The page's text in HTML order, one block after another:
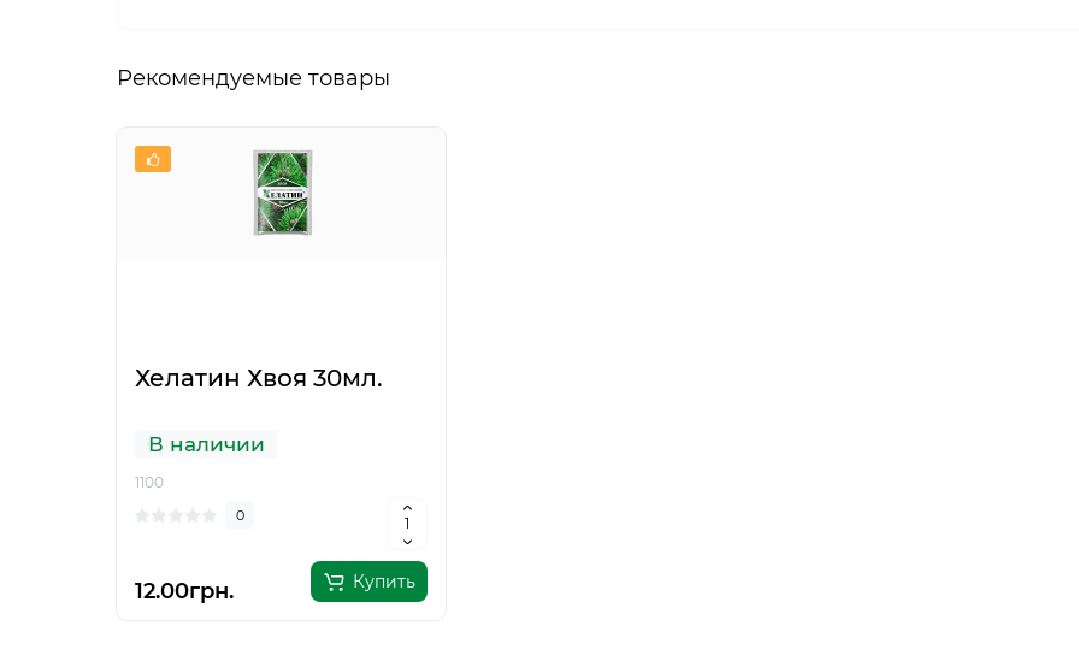
Рекомендуемые товары
Хелатин Хвоя 30мл.
В наличии
1100
0
12.00грн. Купить